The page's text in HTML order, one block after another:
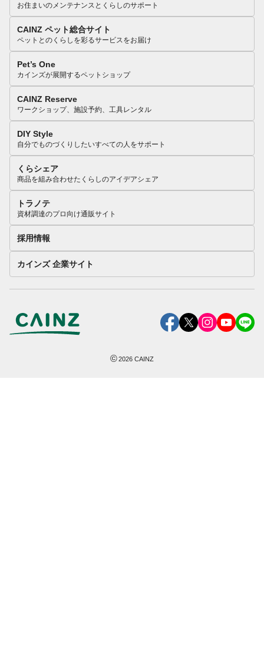
お住まいのメンテナンスとくらしのサポート
CAINZ ペット総合サイト
ペットとのくらしを彩るサービスをお届け
Pet’s One
カインズが展開するペットショップ
CAINZ Reserve
ワークショップ、施設予約、工具レンタル
DIY Style
自分でものづくりしたいすべての人をサポート
くらシェア
商品を組み合わせたくらしのアイデアシェア
トラノテ
資材調達のプロ向け通販サイト
採用情報
カインズ 企業サイト
©2026 CAINZ